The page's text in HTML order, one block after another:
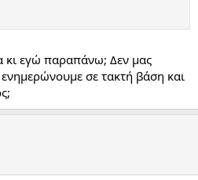
κι εγώ παραπάνω; Δεν μας
σε τακτή βάση και